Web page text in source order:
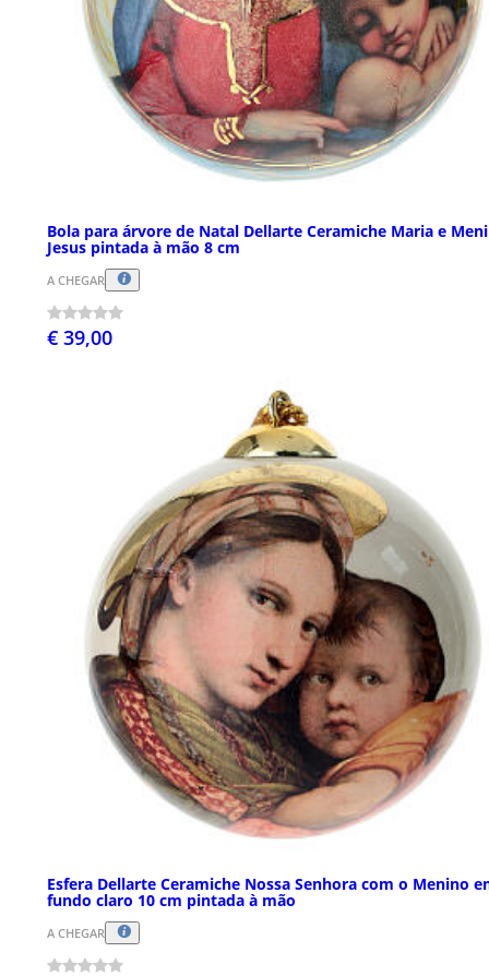
Bola para árvore de Natal Dellarte Ceramiche Maria e
Jesus pintada à mão 8 cm
A CHEGAR
€ 39,00
Esfera Dellarte Ceramiche Nossa Senhora com o Menino
fundo claro 10 cm pintada à mão
A CHEGAR